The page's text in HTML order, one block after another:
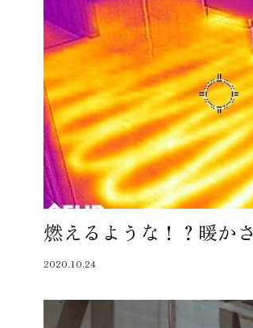
燃えるような！？暖かさ
2020.10.24